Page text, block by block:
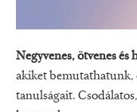
Negyvenes, ötvenes
akiket bemutathatunk,
tanulságait.